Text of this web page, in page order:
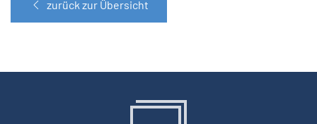
zurück zur Übersicht